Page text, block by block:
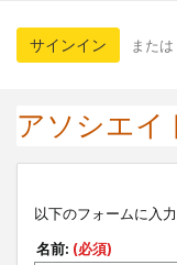
サインイン または
アソシエイ
以下のフォームに入
名前: (必須)